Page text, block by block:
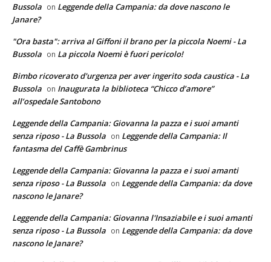
Bussola on Leggende della Campania: da dove nascono le
Janare?
"Ora basta": arriva al Giffoni il brano per la piccola Noemi - La
Bussola on La piccola Noemi è fuori pericolo!
Bimbo ricoverato d'urgenza per aver ingerito soda caustica - La
Bussola on Inaugurata la biblioteca “Chicco d’amore”
all’ospedale Santobono
Leggende della Campania: Giovanna la pazza e i suoi amanti
senza riposo - La Bussola on Leggende della Campania: Il
fantasma del Caffè Gambrinus
Leggende della Campania: Giovanna la pazza e i suoi amanti
senza riposo - La Bussola on Leggende della Campania: da dove
nascono le Janare?
Leggende della Campania: Giovanna l'Insaziabile e i suoi amanti
senza riposo - La Bussola on Leggende della Campania: da dove
nascono le Janare?